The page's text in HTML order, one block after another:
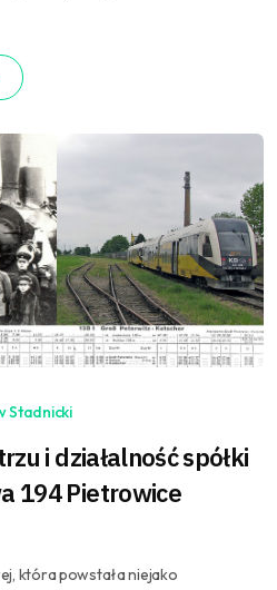
Stadnicki
i działalność spółki
194 Pietrowice
która powstała niejako